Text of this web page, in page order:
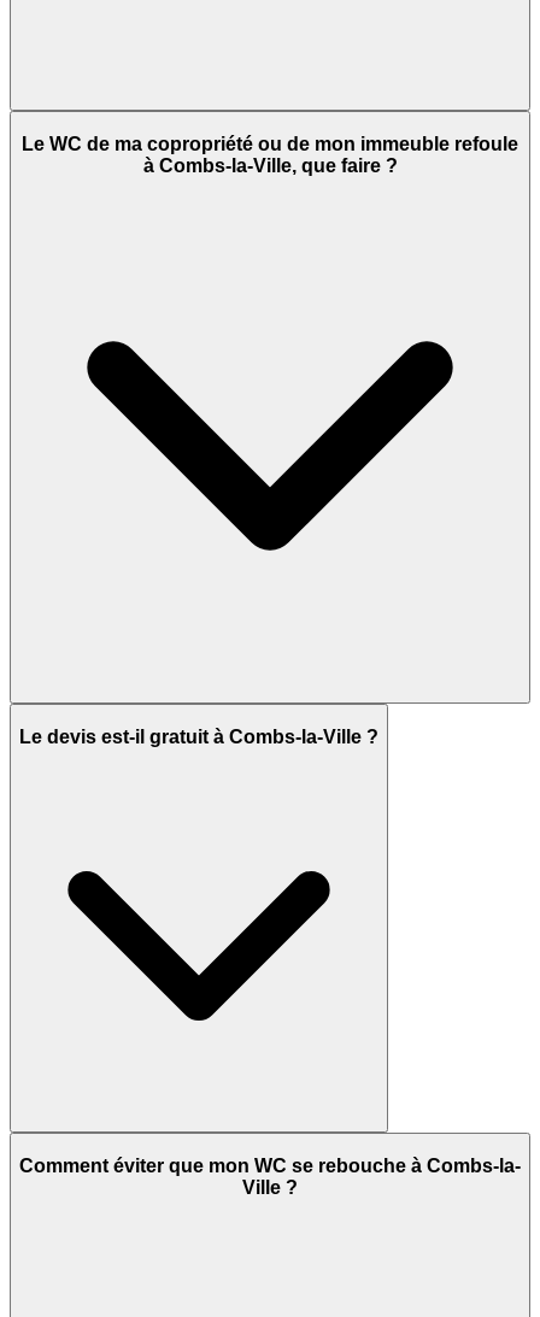
Le WC de ma copropriété ou de mon immeuble refoule
à Combs-la-Ville, que faire ?
Le devis est-il gratuit à Combs-la-Ville ?
Comment éviter que mon WC se rebouche à Combs-la-
Ville ?